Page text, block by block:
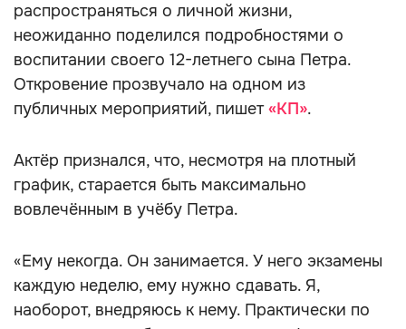
распространяться о личной жизни,
неожиданно поделился подробностями о
воспитании своего 12-летнего сына Петра.
Откровение прозвучало на одном из
публичных мероприятий, пишет«КП».
Актёр признался, что, несмотря на плотный
график, старается быть максимально
вовлечённым в учёбу Петра.
«Ему некогда. Он занимается. У него экзамены
каждую неделю, ему нужно сдавать. Я,
наоборот, внедряюсь к нему. Практически по